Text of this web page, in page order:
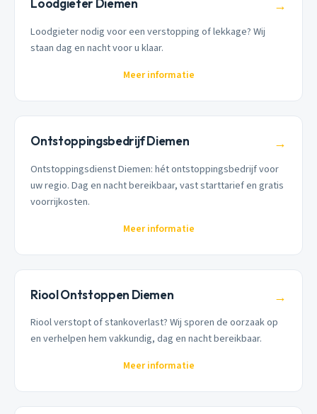
Loodgieter Diemen →
Loodgieter nodig voor een verstopping of lekkage? Wij
staan dag en nacht voor u klaar.
Meer informatie
Ontstoppingsbedrijf Diemen →
Ontstoppingsdienst Diemen: hét ontstoppingsbedrijf voor
uw regio. Dag en nacht bereikbaar, vast starttarief en gratis
voorrijkosten.
Meer informatie
Riool Ontstoppen Diemen →
Riool verstopt of stankoverlast? Wij sporen de oorzaak op
en verhelpen hem vakkundig, dag en nacht bereikbaar.
Meer informatie